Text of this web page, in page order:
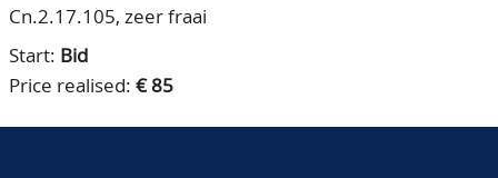
Cn.2.17.105, zeer fraai
Start: Bid
Price realised: € 85